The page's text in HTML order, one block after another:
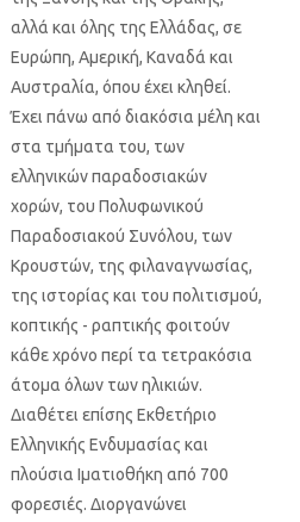
αλλά και όλης της Ελλάδας, σε
Ευρώπη, Αμερική, Καναδά και
Αυστραλία, όπου έχει κληθεί.
Έχει πάνω από διακόσια μέλη και
στα τμήματα του, των
ελληνικών παραδοσιακών
χορών, του Πολυφωνικού
Παραδοσιακού Συνόλου, των
Κρουστών, της φιλαναγνωσίας,
της ιστορίας και του πολιτισμού,
κοπτικής - ραπτικής φοιτούν
κάθε χρόνο περί τα τετρακόσια
άτομα όλων των ηλικιών.
Διαθέτει επίσης Εκθετήριο
Ελληνικής Ενδυμασίας και
πλούσια Ιματιοθήκη από 700
φορεσιές. Διοργανώνει